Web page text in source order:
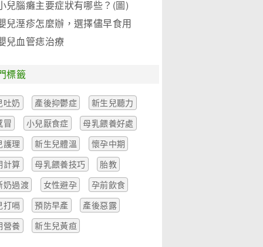
兒腦癱主要症狀有哪些？(圖)
兒溼疹怎麼辦，選擇儘早食用
元優博
兒血管痣治療
標籤
吐奶 產後抑鬱症
新生兒聽力
冒
小兒厭食症
母乳餵養好處
護理
新生兒體溫
懷孕中期
計算
母乳餵養技巧
胎教
奶過渡
女性避孕
孕前飲食
打嗝
預防早產
產後惡露
營養
新生兒黃疸